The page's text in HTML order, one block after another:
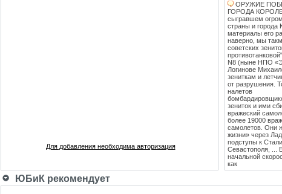
Для добавления необходима авторизация
ОРУЖИЕ
ГОРОДА
сыгравшем
страны и города
материалы его
наверно, мы
советских
N8 (ныне НПО
Логинове
зениткам и
от разрушения.
налетов
зениток и ими
вражеский
более 19000
самолетов. Они
жизни» через
подступы к
Севастополя, ...
начальной
как
Пантера. С 1943
ЮБиК рекомендует